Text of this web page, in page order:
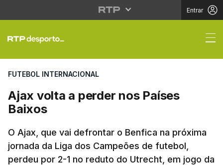
Entrar
Ajax volta a perder
FUTEBOL INTERNACIONAL
Ajax volta a perder nos Países
Baixos
O Ajax, que vai defrontar o Benfica na próxima
jornada da Liga dos Campeões de futebol,
perdeu por 2-1 no reduto do Utrecht, em jogo da